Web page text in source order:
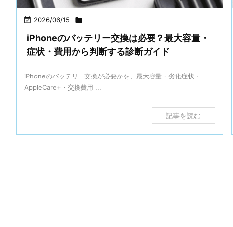
 2026/06/15 
iPhoneのバッテリー交換は必要？最大容量・
症状・費用から判断する診断ガイド
iPhoneのバッテリー交換が必要かを、最大容量・劣化症状・
AppleCare+・交換費用 ...
記事を読む